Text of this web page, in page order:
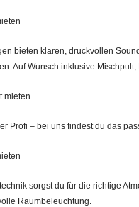
bieten klaren, druckvollen
Auf Wunsch inklusive
mieten
Profi – bei uns findest du das
sorgst du für die richtige
Raumbeleuchtung.